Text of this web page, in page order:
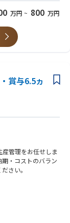
な業務を担い、的
使用のご経験をお
ーション能力を有
方
万円 ~ 800 万円
賞与6.5ヵ
管理をお任せしま
・コストのバラン
さい。
るかを決定しま